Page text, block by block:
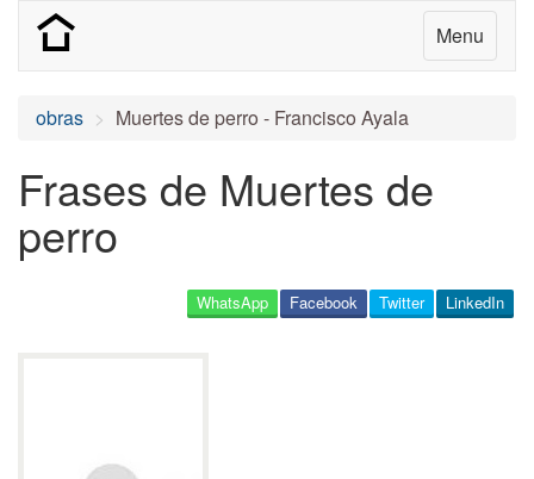
Menu
obras Muertes de perro - Francisco Ayala
Frases de Muertes de
perro
LinkedIn
Twitter
Facebook
WhatsApp